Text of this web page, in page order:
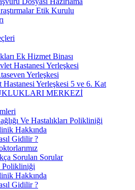
Etik Kurulu
Ek Hizmet Binası
Hastanesi Yerleşkesi
Yerleşkesi
Yerleşkesi 5 ve 6. Kat
MERKEZİ
Ve Hastalıkları Polikliniği
Hakkında
Gidilir ?
Sorulan Sorular
Polikliniği
Hakkında
Gidilir ?